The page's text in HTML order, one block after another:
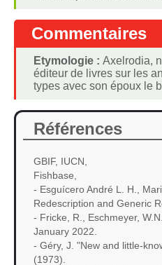
Commentaires
Etymologie : Axelrodia,
éditeur de livres sur les
types avec son époux le
Références
GBIF, IUCN,
Fishbase,
- Esguícero André L. H.,
Redescription and Generic
- Fricke, R., Eschmeyer,
January 2022.
- Géry, J. "New and little-
(1973).